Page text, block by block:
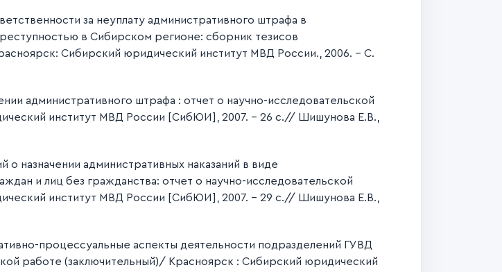
за неуплату административного штрафа в
в Сибирском регионе: сборник тезисов
Сибирский юридический институт МВД России., 2006. – С.
административного штрафа : отчет о научно-исследовательской
институт МВД России [СибЮИ], 2007. – 26 с.// Шишунова Е.В.,
назначении административных наказаний в виде
и лиц без гражданства: отчет о научно-исследовательской
институт МВД России [СибЮИ], 2007. – 29 с.// Шишунова Е.В.,
процессуальные аспекты деятельности подразделений ГУВД
работе (заключительный)/ Красноярск : Сибирский юридический